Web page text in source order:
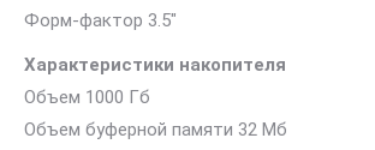
Форм-фактор 3.5″
Характеристики накопителя
Объем 1000 Гб
Объем буферной памяти 32 Мб